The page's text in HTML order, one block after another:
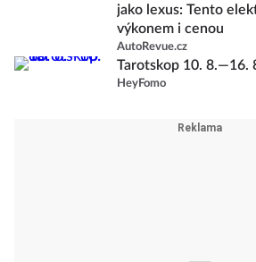
jako lexus: Tento
výkonem i cenou
AutoRevue.cz
Tarotskop 10. 8.—16.
HeyFomo